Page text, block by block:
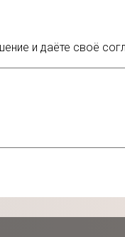
и даёте своё